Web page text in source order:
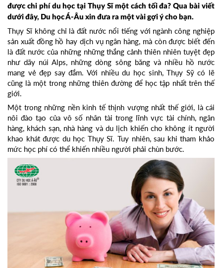
được chi phí du học tại Thụy Sĩ một cách tối đa? Qua bài viết
dưới đây, Du học Á-Âu xin đưa ra một vài gợi ý cho bạn.
Thụy Sĩ không chỉ là đất nước nổi tiếng với ngành công nghiệp
sản xuất đồng hồ hay dịch vụ ngân hàng, mà còn được biết đến
là đất nước của những những thắng cảnh thiên nhiên tuyệt đẹp
như dãy núi Alps, những dòng sông băng và nhiều hồ nước
mang vẻ đẹp say đắm. Với nhiều du học sinh, Thụy Sỹ có lẽ
cũng là một trong những thiên đường để học tập nhất trên thế
giới.
Một trong những nền kinh tế thịnh vượng nhất thế giới, là cái
nôi đào tạo của vô số nhân tài trong lĩnh vực tài chính, ngân
hàng, khách sạn, nhà hàng và du lịch khiến cho không ít người
khao khát được du học Thụy Sĩ. Tuy nhiên, sau khi tham khảo
mức học phí có thể khiến nhiều người phải chùn bước.